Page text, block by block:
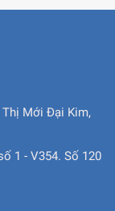
Thị Mới Đại Kim,
1 - V354. Số 120